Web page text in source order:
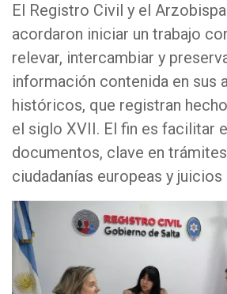
El Registro Civil y el
acordaron iniciar un trabajo
relevar, intercambiar y
información contenida en sus
históricos, que registran
el siglo XVII. El fin es facilitar
documentos, clave en
ciudadanías europeas y